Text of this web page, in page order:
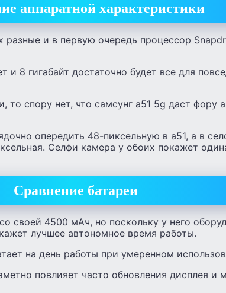
аппаратной характеристики
разные и в первую очередь процессор
и 8 гигабайт достаточно будет все для
то спору нет, что самсунг а51 5g даст фору
опередить 48-пиксельную в а51, а в
Селфи камера у обоих покажет
Сравнение батареи
своей 4500 мАч, но поскольку у него
лучшее автономное время работы.
на день работы при умеренном
повлияет часто обновления дисплея и